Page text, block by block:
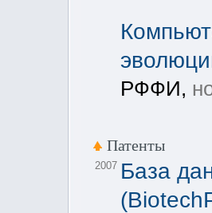
РФФИ,
Патенты
2007 База